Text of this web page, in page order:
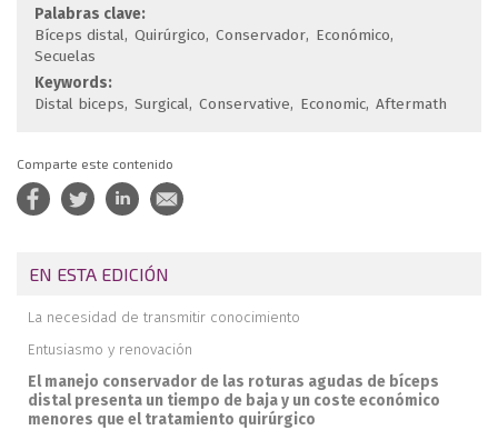
Palabras clave:
Bíceps distal Quirúrgico Conservador Económico
Secuelas
Keywords:
Distal biceps Surgical Conservative Economic Aftermath
Comparte este contenido
EN ESTA EDICIÓN
La necesidad de transmitir conocimiento
Entusiasmo y renovación
El manejo conservador de las roturas agudas de bíceps
distal presenta un tiempo de baja y un coste económico
menores que el tratamiento quirúrgico